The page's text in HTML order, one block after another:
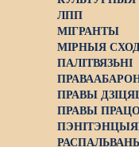
ЛПП
МІГРАНТЫ
МІРНЫЯ
ПАЛІТВЯЗЬНІ
ПРАВЫ
ПРАВЫ